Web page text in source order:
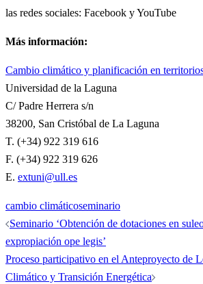
las redes sociales: Facebook y YouTube
Más información:
Cambio climático y planificación en
Universidad de la Laguna
C/ Padre Herrera s/n
38200, San Cristóbal de La Laguna
T. (+34) 922 319 616
F. (+34) 922 319 626
E. extuni@ull.es
cambio climáticoseminario
Navegación
de
entradas
Seminario ‘Obtención de dotaciones en
expropiación ope legis’
Proceso participativo en el Anteproyecto de
Climático y Transición Energética